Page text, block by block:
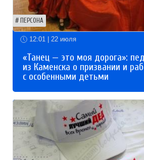
ПЕРСОНА
12:01 | 22 июля
«Танец — это моя дорога»:
из Каменска о призвании и
с особенными детьми